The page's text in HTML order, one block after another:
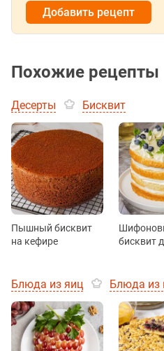
Добавить рецепт
Похожие рецепты
Десерты Бисквит
Пышный бисквит
на кефире
бисквит
Блюда из яиц Блюда из